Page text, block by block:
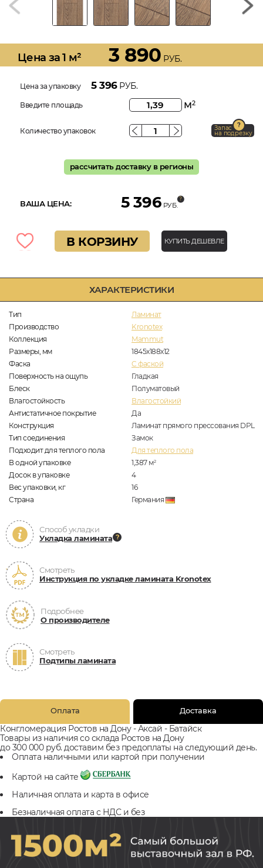
ХАРАКТЕРИСТИКИ
Тип
Ламинат
Производство
Kronotex
Коллекция
Mammut
Размеры, мм
1845x188x12
Фаска
C фаской
Поверхность на ощупь
Гладкая
Блеск
Полуматовый
Влагостойкость
Влагостойкий
Антистатичное покрытие
Да
Конструкция
Ламинат прямого прессования DPL
Тип соединения
Замок
Подходит для теплого пола
Для теплого пола
В одной упаковке
1,387 м2
Досок в упаковке
4
Вес упаковки, кг
16
Страна
Германия
Способ укладки
Укладка ламината
Смотреть
Инструкция по укладке ламината Kronotex
Подробнее
О производителе
Смотреть
Подтипы ламината
Цена за 1 м² 3 890 РУБ.
Цена за упаковку 5 396РУБ.
Введите площадь м2
Количество упаковок Запас
на подрезку
рассчитать доставку в регионы
ВАША ЦЕНА: 5 396 РУБ.
В КОРЗИНУ КУПИТЬ ДЕШЕВЛЕ
Оплата Доставка
Конгломерация Ростов на Дону - Аксай - Батайск
Товары из наличия со склада Ростов на Дону
до 300 000 руб. доставим без предоплаты на следующий день.
Оплата наличными или картой при получении
Картой на сайте
Наличная оплата и карта в офисе
Безналичная оплата с НДС и без